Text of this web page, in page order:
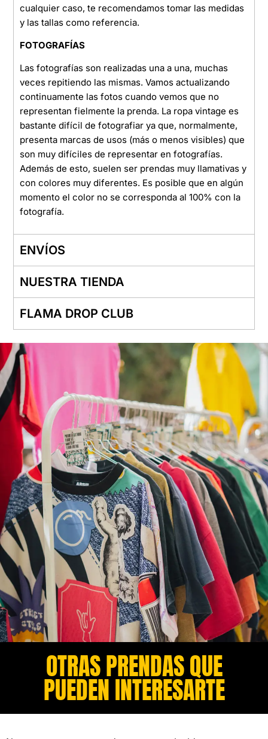
cualquier caso, te recomendamos tomar las medidas
y las tallas como referencia.
FOTOGRAFÍAS
Las fotografías son realizadas una a una, muchas
veces repitiendo las mismas. Vamos actualizando
continuamente las fotos cuando vemos que no
representan fielmente la prenda. La ropa vintage es
bastante difícil de fotografiar ya que, normalmente,
presenta marcas de usos (más o menos visibles) que
son muy difíciles de representar en fotografías.
Además de esto, suelen ser prendas muy llamativas y
con colores muy diferentes. Es posible que en algún
momento el color no se corresponda al 100% con la
fotografía.
ENVÍOS
NUESTRA TIENDA
FLAMA DROP CLUB
OTRAS PRENDAS QUE
PUEDEN INTERESARTE​